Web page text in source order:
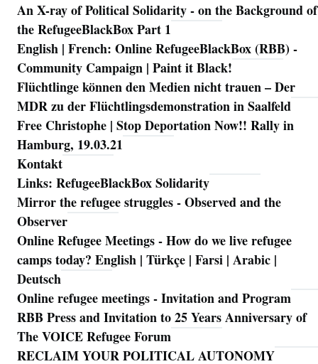
Navigation
An X-ray of Political Solidarity - on the Background of
the RefugeeBlackBox Part 1
English | French: Online RefugeeBlackBox (RBB) -
Community Campaign | Paint it Black!
Flüchtlinge können den Medien nicht trauen – Der
MDR zu der Flüchtlingsdemonstration in Saalfeld
Free Christophe | Stop Deportation Now!! Rally in
Hamburg, 19.03.21
Kontakt
Links: RefugeeBlackBox Solidarity
Mirror the refugee struggles - Observed and the
Observer
Online Refugee Meetings - How do we live refugee
camps today? English | Türkçe | Farsi | Arabic |
Deutsch
Online refugee meetings - Invitation and Program
RBB Press and Invitation to 25 Years Anniversary of
The VOICE Refugee Forum
RECLAIM YOUR POLITICAL AUTONOMY